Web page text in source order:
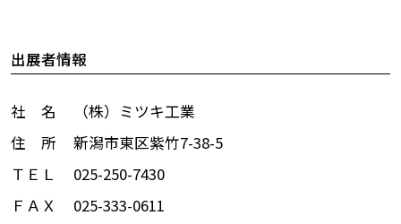
出展者情報
社 名
（株）ミツキ工業
住 所
新潟市東区紫竹7-38-5
ＴＥＬ
025-250-7430
ＦＡＸ
025-333-0611